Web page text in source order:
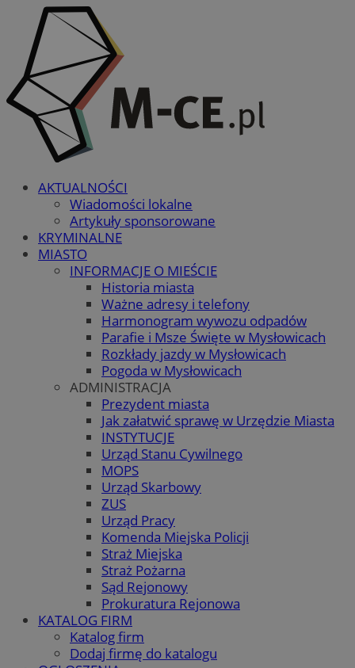
AKTUALNOŚCI
Wiadomości lokalne
Artykuły sponsorowane
KRYMINALNE
MIASTO
INFORMACJE O MIEŚCIE
Historia miasta
Ważne adresy i telefony
Harmonogram wywozu odpadów
Parafie i Msze Święte w Mysłowicach
Rozkłady jazdy w Mysłowicach
Pogoda w Mysłowicach
ADMINISTRACJA
Prezydent miasta
Jak załatwić sprawę w Urzędzie Miasta
INSTYTUCJE
Urząd Stanu Cywilnego
MOPS
Urząd Skarbowy
ZUS
Urząd Pracy
Komenda Miejska Policji
Straż Miejska
Straż Pożarna
Sąd Rejonowy
Prokuratura Rejonowa
KATALOG FIRM
Katalog firm
Dodaj firmę do katalogu